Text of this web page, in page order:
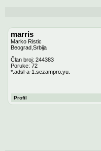
marris
Marko Ristic
Beograd,Srbija
Član broj: 244383
Poruke: 72
*.adsl-a-1.sezampro.yu.
Profil